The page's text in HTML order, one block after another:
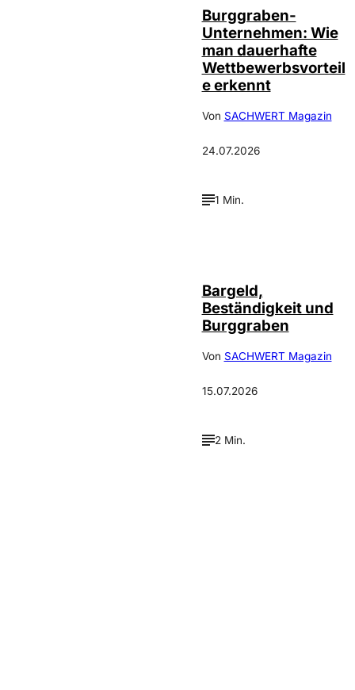
Burggraben-
Unternehmen: Wie
man dauerhafte
Wettbewerbsvorteil
e erkennt
Von SACHWERT Magazin
24.07.2026
1 Min.
Bargeld,
Beständigkeit und
Burggraben
Von SACHWERT Magazin
15.07.2026
2 Min.